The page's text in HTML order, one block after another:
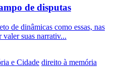
de disputas
de dinâmicas como essas, nas
valer suas narrativ...
e Cidade direito à memória